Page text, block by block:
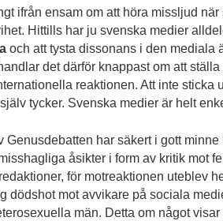
ifrån ensam om att höra missljud
Hittills har ju svenska medier
och att tysta dissonans i den mediala
det därför knappast om att
reaktionen. Att inte sticka
tycker. Svenska medier är helt
Genusdebatten har säkert i gott
åsikter i form av kritik mot
för motreaktionen uteblev
dödshot mot avvikare på sociala
män. Detta om något